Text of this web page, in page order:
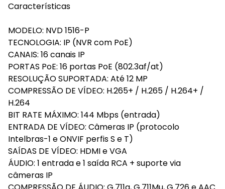
Características
MODELO: NVD 1516-P
TECNOLOGIA: IP (NVR com PoE)
CANAIS: 16 canais IP
PORTAS PoE: 16 portas PoE (802.3af/at)
RESOLUÇÃO SUPORTADA: Até 12 MP
COMPRESSÃO DE VÍDEO: H.265+ / H.265 / H.264+ /
H.264
BIT RATE MÁXIMO: 144 Mbps (entrada)
ENTRADA DE VÍDEO: Câmeras IP (protocolo
Intelbras-1 e ONVIF perfis S e T)
SAÍDAS DE VÍDEO: HDMI e VGA
ÁUDIO: 1 entrada e 1 saída RCA + suporte via
câmeras IP